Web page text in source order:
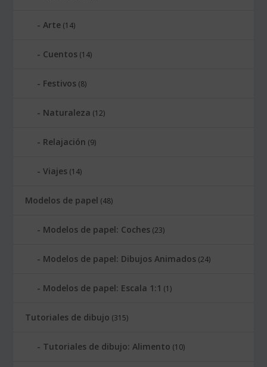
Arte (14)
Cuentos (14)
Festivos (8)
Naturaleza (12)
Relajación (9)
Viajes (14)
Modelos de papel (48)
Modelos de papel: Coches (23)
Modelos de papel: Dibujos Animados (24)
Modelos de papel: Escala 1:1 (1)
Tutoriales de dibujo (315)
Tutoriales de dibujo: Alimento (10)